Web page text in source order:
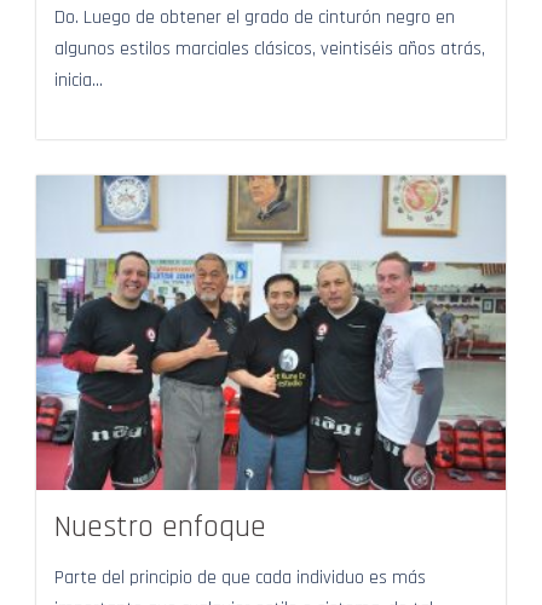
Do. Luego de obtener el grado de cinturón negro en
algunos estilos marciales clásicos, veintiséis años atrás,
inicia...
Nuestro enfoque
Parte del principio de que cada individuo es más